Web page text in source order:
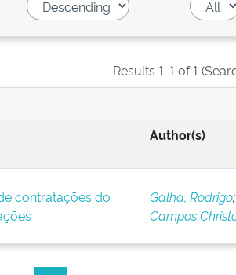
Results 1-1 of 1
Author(s)
contratações do
Galha, Rodrigo;
Campos